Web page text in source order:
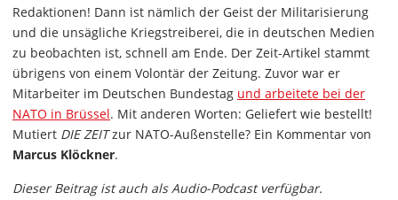
Redaktionen! Dann ist nämlich der Geist der Militarisierung
und die unsägliche Kriegstreiberei, die in deutschen Medien
zu beobachten ist, schnell am Ende. Der Zeit-Artikel stammt
übrigens von einem Volontär der Zeitung. Zuvor war er
Mitarbeiter im Deutschen Bundestag und arbeitete bei der
NATO in Brüssel. Mit anderen Worten: Geliefert wie bestellt!
Mutiert DIE ZEITzur NATO-Außenstelle? Ein Kommentar von
Marcus Klöckner.
Dieser Beitrag ist auch als Audio-Podcast verfügbar.